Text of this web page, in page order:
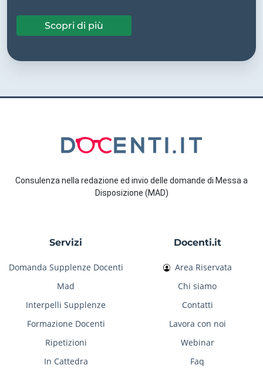
Scopri di più
Consulenza nella redazione ed invio delle domande di Messa a
Disposizione (MAD)
Servizi
Domanda Supplenze Docenti
Mad
Interpelli Supplenze
Formazione Docenti
Ripetizioni
In Cattedra
Docenti.it
Area Riservata
Chi siamo
Contatti
Lavora con noi
Webinar
Faq